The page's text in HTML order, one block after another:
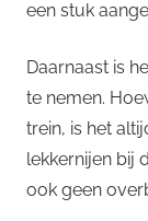
een stuk
Daarnaast is
te nemen.
trein, is het
lekkernijen bij
ook geen